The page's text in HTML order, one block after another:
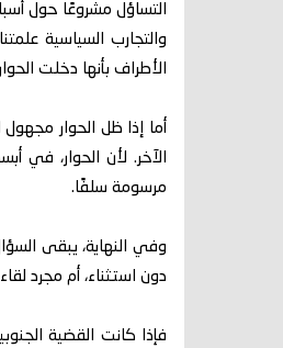
التساؤل مشروعًا حول
والتجارب السياسية
الأطراف بأنها دخلت
أما إذا ظل الحوار
الآخر. لأن الحوار، في
مرسومة سلفًا.
وفي النهاية، يبقى
دون استثناء، أم مجرد
فإذا كانت القضية